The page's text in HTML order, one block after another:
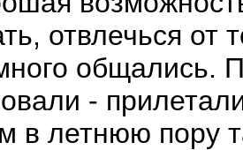
отвлечься
общались.
-
в летнюю пору